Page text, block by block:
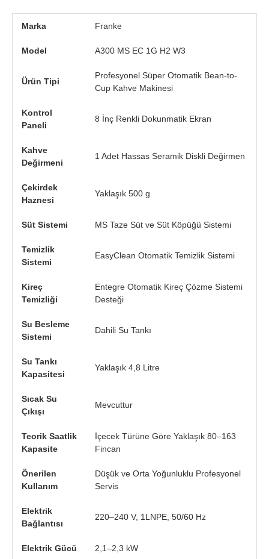
Marka Franke
Model A300 MS EC 1G H2 W3
Ürün Tipi
Profesyonel Süper Otomatik Bean-to-
Cup Kahve Makinesi
Kontrol
Paneli
8 İnç Renkli Dokunmatik Ekran
Kahve
Değirmeni
1 Adet Hassas Seramik Diskli Değirmen
Çekirdek
Haznesi
Yaklaşık 500 g
Süt Sistemi MS Taze Süt ve Süt Köpüğü Sistemi
Temizlik
Sistemi
EasyClean Otomatik Temizlik Sistemi
Kireç
Temizliği
Entegre Otomatik Kireç Çözme Sistemi
Desteği
Su Besleme
Sistemi
Dahili Su Tankı
Su Tankı
Kapasitesi
Yaklaşık 4,8 Litre
Sıcak Su
Çıkışı
Mevcuttur
Teorik Saatlik
Kapasite
İçecek Türüne Göre Yaklaşık 80–163
Fincan
Önerilen
Kullanım
Düşük ve Orta Yoğunluklu Profesyonel
Servis
Elektrik
Bağlantısı
220–240 V, 1LNPE, 50/60 Hz
Elektrik Gücü 2,1–2,3 kW